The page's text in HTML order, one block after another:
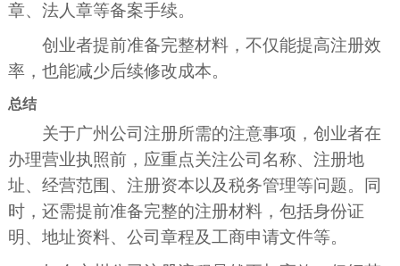
章、法人章等备案手续。
创业者提前准备完整材料，不仅能提高注册效
率，也能减少后续修改成本。
总结
关于广州公司注册所需的注意事项，创业者在
办理营业执照前，应重点关注公司名称、注册地
址、经营范围、注册资本以及税务管理等问题。同
时，还需提前准备完整的注册材料，包括身份证
明、地址资料、公司章程及工商申请文件等。